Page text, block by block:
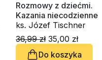
Rozmowy z dziećmi.
Kazania niecodzienne
ks. Józef Tischner
36,99 zł 35,00 zł
Do koszyka